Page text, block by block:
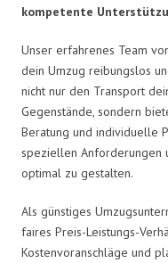
kompetente
Unser erfahrenes Team
dein Umzug reibungslos
nicht nur den Transport
Gegenstände, sondern
Beratung und individuelle
speziellen Anforderungen
optimal zu gestalten.
Als günstiges
faires Preis-Leistungs-
Kostenvoranschläge und